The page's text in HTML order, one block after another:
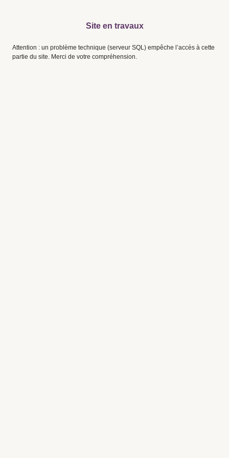
Site en travaux
Attention : un problème technique (serveur SQL) empêche l’accès à cette
partie du site. Merci de votre compréhension.